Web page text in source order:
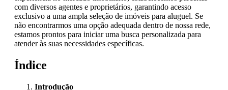
com diversos agentes e proprietários, garantindo acesso
exclusivo a uma ampla seleção de imóveis para aluguel. Se
não encontrarmos uma opção adequada dentro de nossa rede,
estamos prontos para iniciar uma busca personalizada para
atender às suas necessidades específicas.
Índice
Introdução